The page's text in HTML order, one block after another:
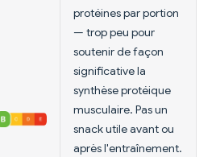
protéines par portion
— trop peu pour
soutenir de façon
significative la
synthèse protéique
musculaire. Pas un
snack utile avant ou
après l'entraînement.